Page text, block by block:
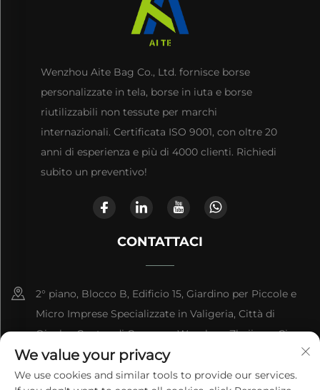
Wenzhou Aite Bag Co., Ltd. fornisce borse
personalizzate in tela, borse in iuta e borse
riutilizzabili non tessute per marchi
internazionali. Certificata ISO 9001, con oltre 20
anni di esperienza e più di 4000 clienti. Richiedi
subito un preventivo!
CONTATTACI
2° piano, Blocco B, Edificio 15, Giardino per Piccole e
Micro Imprese Specializzate in Valigeria, Città di
Qianku, Contea di Cangnan, Wenzhou, Zhejiang, Cina
+86-13868363329
We value your privacy
We use cookies and similar tools to provide our services.